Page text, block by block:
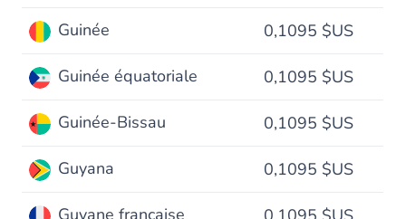
Guinée 0,1095 $US
Guinée équatoriale 0,1095 $US
Guinée-Bissau 0,1095 $US
Guyana 0,1095 $US